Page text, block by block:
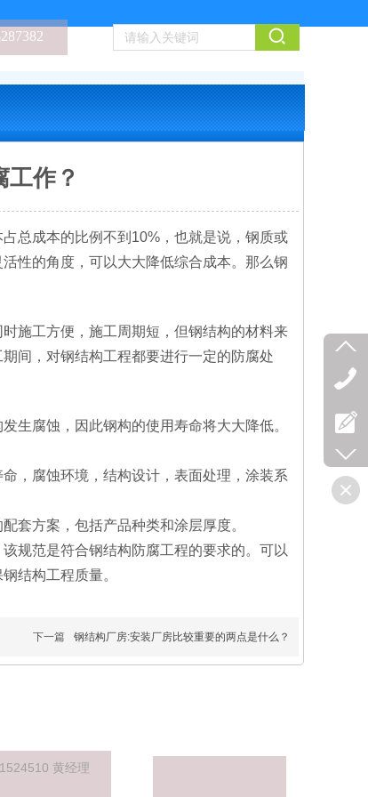
作？
总成本的比例不到10%，也就是说，钢质或
性的角度，可以大大降低综合成本。那么钢
施工方便，施工周期短，但钢结构的材料来
间，对钢结构工程都要进行一定的防腐处
腐蚀，因此钢构的使用寿命将大大降低。
，腐蚀环境，结构设计，表面处理，涂装系
方案，包括产品种类和涂层厚度。
规范是符合钢结构防腐工程的要求的。可以
结构工程质量。
下一篇 钢结构厂房:安装厂房比较重要的两点是什么？
黄经理